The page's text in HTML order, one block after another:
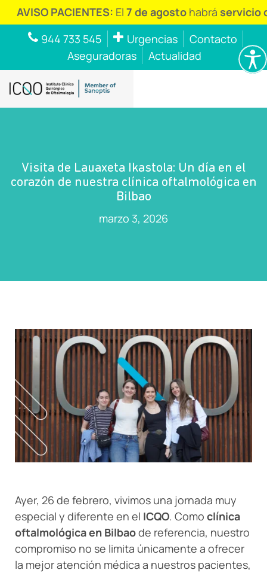
PACIENTES:El7 de agosto habráservicio de
944 733 545
Urgencias
Contacto
Aseguradoras
Actualidad
Visita de Lauaxeta Ikastola: Un día en el
corazón de nuestra clínica oftalmológica en
Bilbao
marzo 3, 2026
Ayer, 26 de febrero, vivimos una jornada muy
especial y diferente en el ICQO. Como clínica
oftalmológica en Bilbaode referencia, nuestro
compromiso no se limita únicamente a ofrecer
la mejor atención médica a nuestros pacientes,